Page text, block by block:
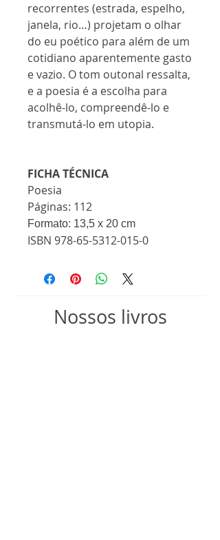
recorrentes (estrada, espelho,
janela, rio…) projetam o olhar
do eu poético para além de um
cotidiano aparentemente gasto
e vazio. O tom outonal ressalta,
e a poesia é a escolha para
acolhê-lo, compreendê-lo e
transmutá-lo em utopia.
FICHA TÉCNICA
Poesia
Páginas: 112
Formato: 13,5 x 20 cm
ISBN 978-65-5312-015-0
Nossos livros